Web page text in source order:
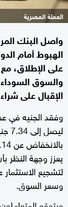
العملة المصرية
واصل البنك
الهبوط أمام
على الإطلاق،
والسوق
الإقبال على شراء
وفقد الجنيه في
يعزز وجهة النظر
لتشجيع
وسعر السوق.